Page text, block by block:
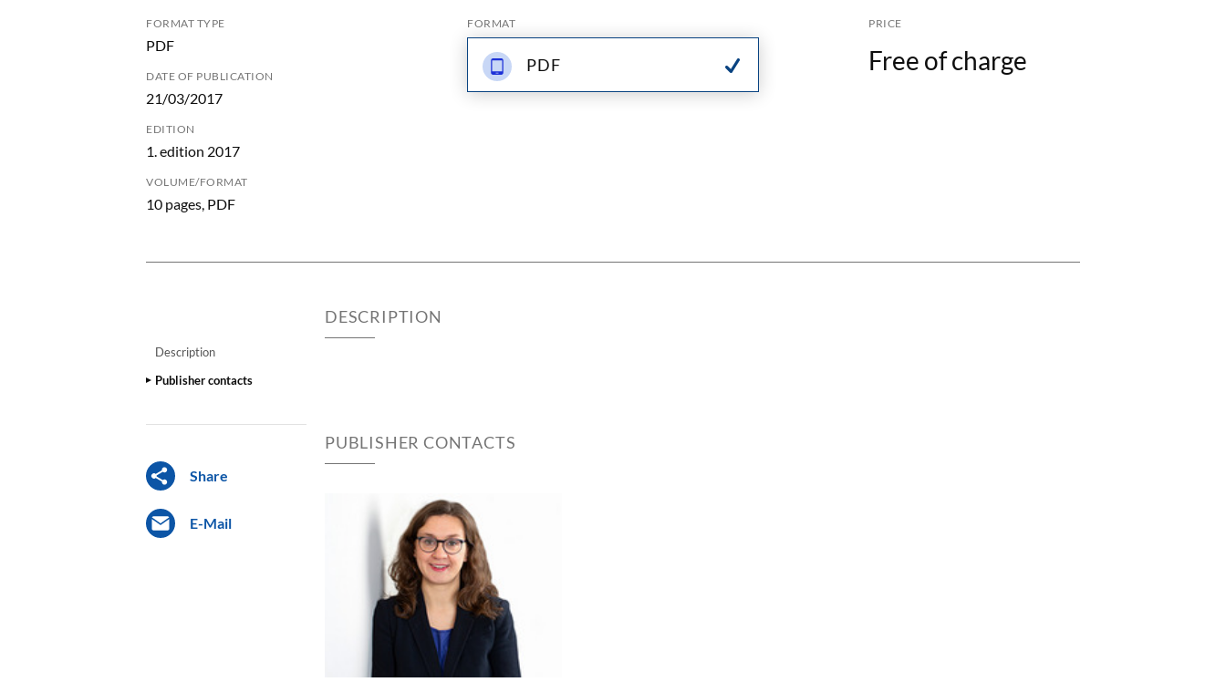
FORMAT TYPE
PDF
DATE OF PUBLICATION
21/03/2017
EDITION
1. edition 2017
VOLUME/FORMAT
10 pages, PDF
FORMAT
PDF
PRICE
Free of charge
Description
Publisher contacts
Share
E-Mail
DESCRIPTION
PUBLISHER CONTACTS